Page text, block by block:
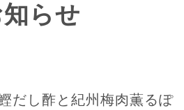
らせ
だし酢と紀州梅肉薫るぽ